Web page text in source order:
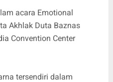
acara Emotional
Akhlak Duta Baznas
Convention Center
tersendiri dalam